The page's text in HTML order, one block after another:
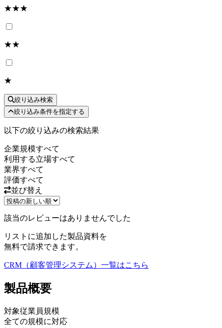
★★★
★★
★
絞り込み検索
絞り込み条件を指定する
以下の絞り込みの検索結果
企業規模すべて
利用する立場すべて
業界すべて
評価すべて
並び替え
該当のレビューはありませんでした
リストに追加した製品資料を
無料で請求できます。
CRM（顧客管理システム） 一覧はこちら
製品概要
対象従業員規模
全ての規模に対応